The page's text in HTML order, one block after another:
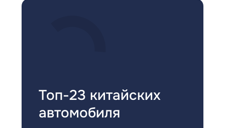
Топ-23 китайских
автомобиля